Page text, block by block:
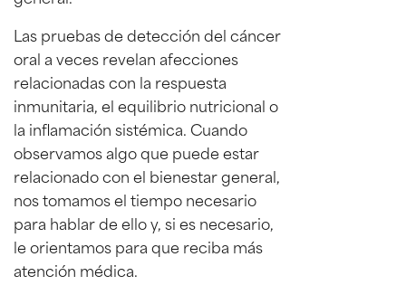
Las pruebas de detección del cáncer
oral a veces revelan afecciones
relacionadas con la respuesta
inmunitaria, el equilibrio nutricional o
la inflamación sistémica. Cuando
observamos algo que puede estar
relacionado con el bienestar general,
nos tomamos el tiempo necesario
para hablar de ello y, si es necesario,
le orientamos para que reciba más
atención médica.